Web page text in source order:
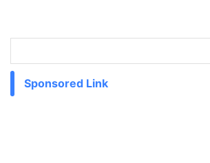
Sponsored Link